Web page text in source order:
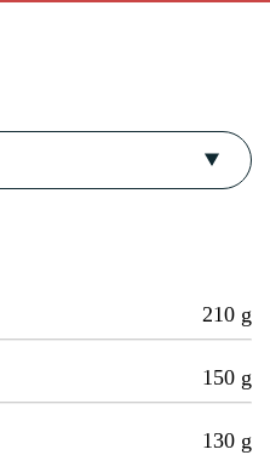
210 g
150 g
130 g